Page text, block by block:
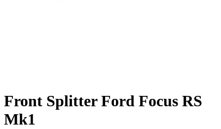
Front Splitter Ford Focus RS
Mk1